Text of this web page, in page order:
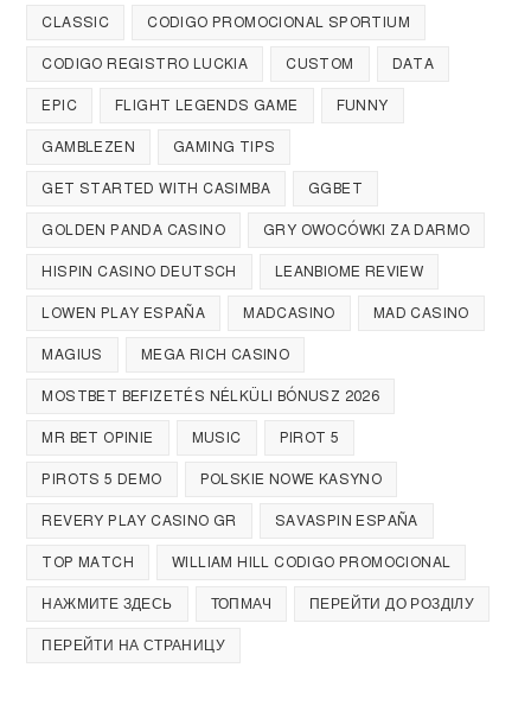
CLASSIC CODIGO PROMOCIONAL SPORTIUM
CODIGO REGISTRO LUCKIA CUSTOM DATA
EPIC FLIGHT LEGENDS GAME FUNNY
GAMBLEZEN GAMING TIPS
GET STARTED WITH CASIMBA GGBET
GOLDEN PANDA CASINO GRY OWOCÓWKI ZA DARMO
HISPIN CASINO DEUTSCH LEANBIOME REVIEW
LOWEN PLAY ESPAÑA MADCASINO MAD CASINO
MAGIUS MEGA RICH CASINO
MOSTBET BEFIZETÉS NÉLKÜLI BÓNUSZ 2026
MR BET OPINIE MUSIC PIROT 5
PIROTS 5 DEMO POLSKIE NOWE KASYNO
REVERY PLAY CASINO GR SAVASPIN ESPAÑA
TOP MATCH WILLIAM HILL CODIGO PROMOCIONAL
НАЖМИТЕ ЗДЕСЬ ТОПМАЧ ПЕРЕЙТИ ДО РОЗДІЛУ
ПЕРЕЙТИ НА СТРАНИЦУ